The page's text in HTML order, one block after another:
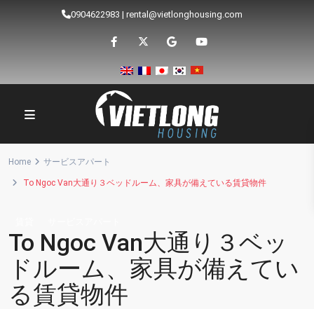
0904622983 | rental@vietlonghousing.com
Home サービスアパート
To Ngoc Van大通り３ベッドルーム、家具が備えている賃貸物件
To Ngoc Van大通り３ベッ
ドルーム、家具が備えてい
る賃貸物件